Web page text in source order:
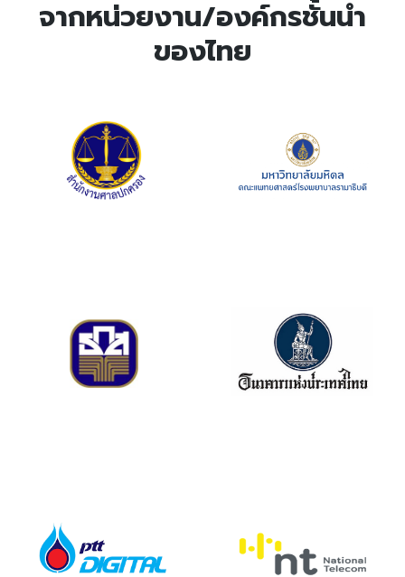
จากหน่วยงาน/องค์กรชั้นนำ
ของไทย